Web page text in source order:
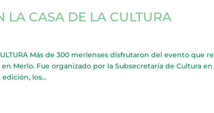
LA CASA DE LA CULTURA
Más de 300 merlenses disfrutaron del evento que
Merlo. Fue organizado por la Subsecretaría de Cultura
los...